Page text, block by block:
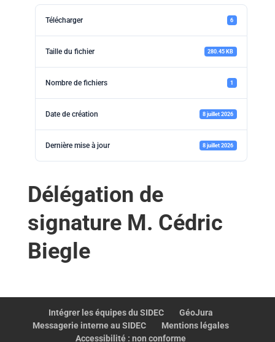
Télécharger 6
Taille du fichier 280.45 KB
Nombre de fichiers 1
Date de création 8 juillet 2026
Dernière mise à jour 8 juillet 2026
Délégation de
signature M. Cédric
Biegle
Intégrer les équipes du SIDEC
GéoJura
Messagerie interne au SIDEC
Mentions légales
Accessibilité : non conforme